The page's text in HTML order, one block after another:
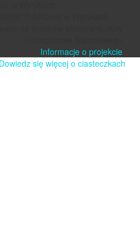
Informacje o projekcie
Dowiedz się więcej o ciasteczkach